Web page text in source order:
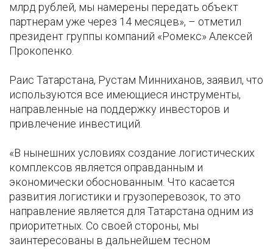
млрд рублей, мы намерены передать объект
партнерам уже через 14 месяцев», – отметил
президент группы компаний «Ромекс» Алексей
Прокопенко.
Раис Татарстана, Рустам Минниханов, заявил, что
используются все имеющиеся инструменты,
направленные на поддержку инвесторов и
привлечение инвестиций.
«В нынешних условиях создание логистических
комплексов является оправданным и
экономически обоснованным. Что касается
развития логистики и грузоперевозок, то это
направление является для Татарстана одним из
приоритетных. Со своей стороны, мы
заинтересованы в дальнейшем тесном